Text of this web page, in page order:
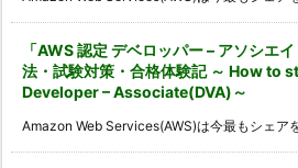
「AWS 認定 デベロッパー – アソシエ
法・試験対策・合格体験記 ～ How to
Developer – Associate(DVA)～
Amazon Web Services(AWS)は今最もシェア